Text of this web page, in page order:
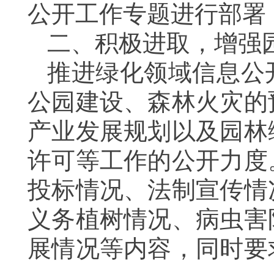
公开工作专题进行部
二、积极进取，增强
推进绿化领域信息
公园建设、森林火灾
产业发展规划以及园
许可等工作的公开力
投标情况、法制宣传
义务植树情况、病虫
展情况等内容，同时